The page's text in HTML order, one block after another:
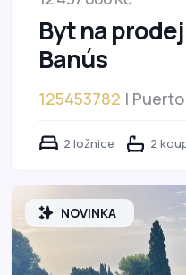
Byt na
Banús
125453782 |
2 ložnice 2
NOVINKA